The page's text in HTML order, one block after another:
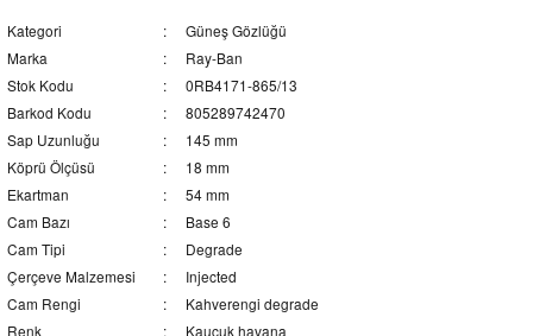
Kategori
Güneş Gözlüğü
Marka
Ray-Ban
Stok Kodu
0RB4171-865/13
Barkod Kodu
805289742470
Sap Uzunluğu
145 mm
Köprü Ölçüsü
18 mm
Ekartman
54 mm
Cam Bazı
Base 6
Cam Tipi
Degrade
Çerçeve Malzemesi
Injected
Cam Rengi
Kahverengi degrade
Renk
Kauçuk havana